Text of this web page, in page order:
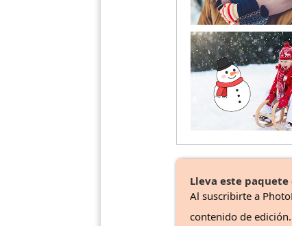
Lleva este paquete
Al suscribirte a
contenido de edición.